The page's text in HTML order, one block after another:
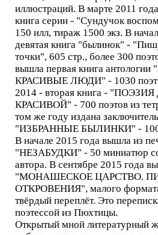
иллюстраций. В марте 2011
книга серии - "Сундучок
150 илл, тираж 1500 экз. В
девятая книга "былинок" -
точки", 605 стр., более 300
вышла первая книга
КРАСИВЫЕ ЛЮДИ" - 1030
2014 - вторая книга -
КРАСИВОЙ" - 700 поэтов из
том же году издана
"ИЗБРАННЫЕ БЫЛИНКИ" - 100
В начале 2015 года вышла из
"НЕЗАБУДКИ" - 50 миниатюр со
автора. В сентябре 2015 года
"МОНАШЕСКОЕ ЦАРСТВО.
ОТКРОВЕНИЯ", малого
твёрдый переплёт. Это
поэтессой из Пюхтицы.
Открытый мной литературный